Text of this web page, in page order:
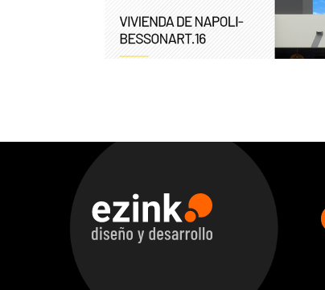
ezink | diseno y desarrollo de soluciones web